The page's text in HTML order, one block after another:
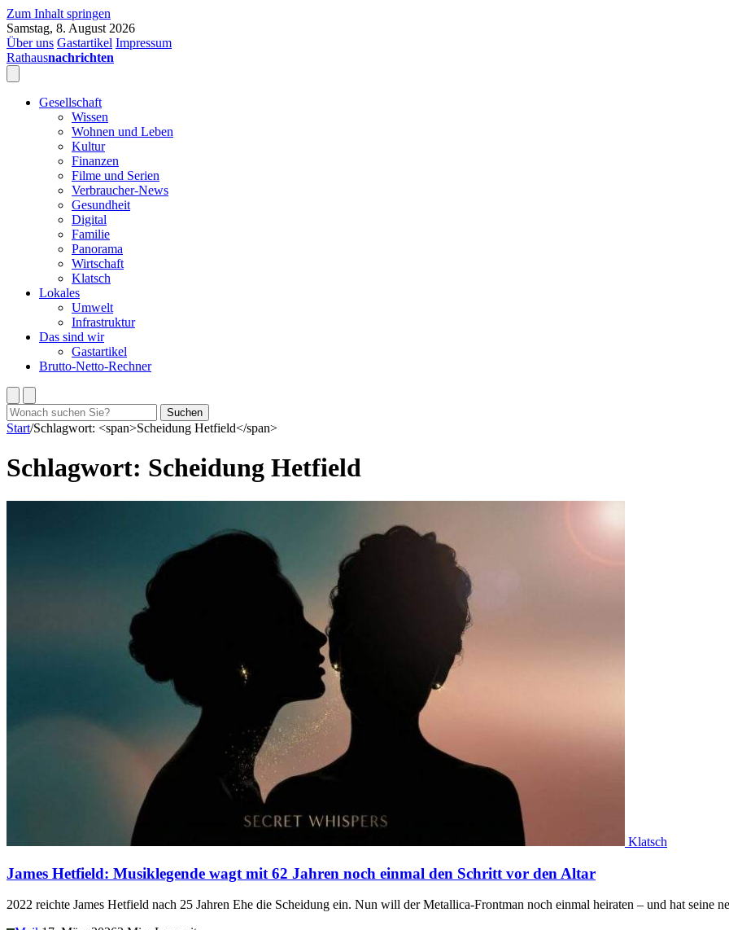
Zum Inhalt springen
Samstag, 8. August 2026
Über uns Gastartikel Impressum
Rathausnachrichten
Gesellschaft
Wissen
Wohnen und Leben
Kultur
Finanzen
Filme und Serien
Verbraucher-News
Gesundheit
Digital
Familie
Panorama
Wirtschaft
Klatsch
Lokales
Umwelt
Infrastruktur
Das sind wir
Gastartikel
Brutto-Netto-Rechner
Suchen
nach:
Suchen
Start/Schlagwort: <span>Scheidung Hetfield</span>
Schlagwort: Scheidung Hetfield
Klatsch
James Hetfield: Musiklegende wagt mit 62 Jahren noch einmal den Schritt vor den Altar
2022 reichte James Hetfield nach 25 Jahren Ehe die Scheidung ein. Nun will der Metallica-Frontman noch einmal heiraten – und hat seine